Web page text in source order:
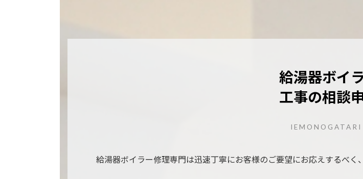
給湯器ボイ
工事の相談
IEMONOGATARI
給湯器ボイラー修理専門は迅速丁寧にお客様のご要望にお応えするべく